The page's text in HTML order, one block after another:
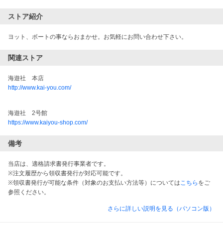
ストア紹介
ヨット、ボートの事ならおまかせ。お気軽にお問い合わせ下さい。
関連ストア
海遊社　本店
http://www.kai-you.com/
海遊社　2号館
https://www.kaiyou-shop.com/
備考
当店は、適格請求書発行事業者です。
※注文履歴から領収書発行が対応可能です。
※領収書発行が可能な条件（対象のお支払い方法等）についてはこちら をご
参照ください。
さらに詳しい説明を見る（パソコン版）